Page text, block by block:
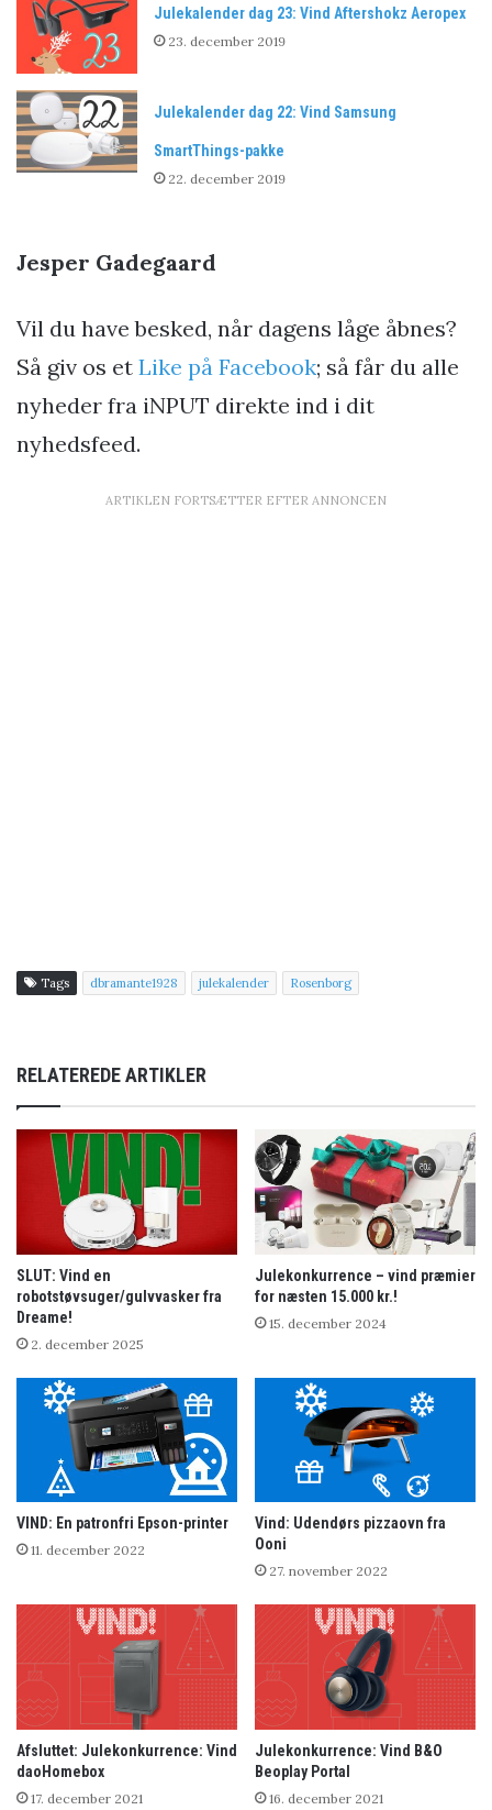
Julekalender dag 23: Vind Aftershokz Aeropex
23. december 2019
Julekalender dag 22: Vind Samsung
SmartThings-pakke
22. december 2019
Jesper Gadegaard
Vil du have besked, når dagens låge åbnes?
Så giv os et Like på Facebook; så får du alle
nyheder fra iNPUT direkte ind i dit
nyhedsfeed.
ARTIKLEN FORTSÆTTER EFTER ANNONCEN
Tags dbramante1928 julekalender Rosenborg
RELATEREDE ARTIKLER
SLUT: Vind en
robotstøvsuger/gulvvasker fra
Dreame!
2. december 2025
Julekonkurrence – vind præmier
for næsten 15.000 kr.!
15. december 2024
VIND: En patronfri Epson-printer
11. december 2022
Vind: Udendørs pizzaovn fra
Ooni
27. november 2022
Afsluttet: Julekonkurrence: Vind
daoHomebox
17. december 2021
Julekonkurrence: Vind B&O
Beoplay Portal
16. december 2021